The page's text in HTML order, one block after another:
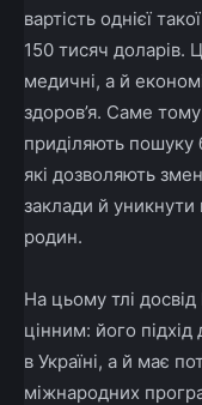
вартість однієї
150 тисяч доларів.
медичні, а й
здоров’я. Саме
приділяють пошуку
які дозволяють
заклади й уникнути
родин.
На цьому тлі
цінним: його
в Україні, а й має
міжнародних